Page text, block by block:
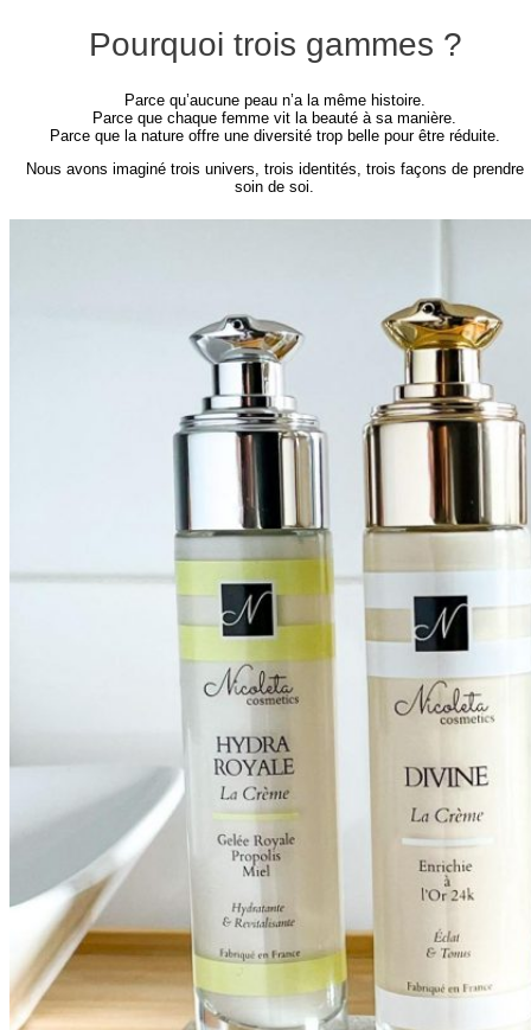
Pourquoi trois gammes ?
Parce qu’aucune peau n’a la même histoire.
Parce que chaque femme vit la beauté à sa manière.
Parce que la nature offre une diversité trop belle pour être réduite.
Nous avons imaginé trois univers, trois identités, trois façons de prendre
soin de soi.